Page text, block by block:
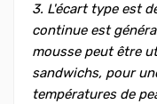
3. L'écart type est
continue est
mousse peut être
sandwichs, pour
températures de